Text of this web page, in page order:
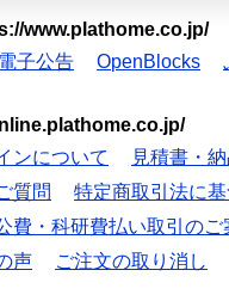
www.plathome.co.jp/
電子公告 OpenBlocks
ンについて
見積書・
質問
特定商取引法に
費・科研費払い取引のご
声 ご注文の取り消し